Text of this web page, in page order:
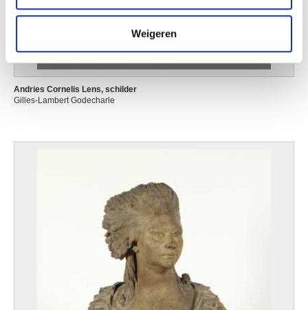
verzameld op basis van uw gebruik van hun services.
Weigeren
Andries Cornelis Lens, schilder
Gilles-Lambert Godecharle